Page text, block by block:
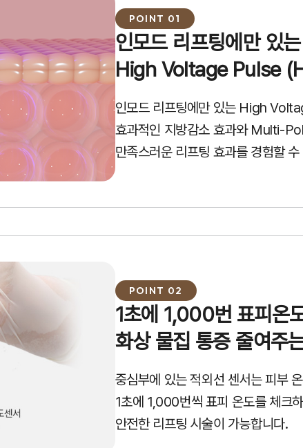
POINT 01
인모드 리프팅에만 있는
High Voltage Pulse
인모드 리프팅에만 있는 High
효과적인 지방감소 효과와 Multi-
만족스러운 리프팅 효과를 경험할
POINT 02
1초에 1,000번 표피온
화상 물집 통증 줄여주
중심부에 있는 적외선 센서는 피부
1초에 1,000번씩 표피 온도를 체크
안전한 리프팅 시술이 가능합니다.